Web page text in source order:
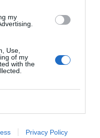
my
Use,
of my
with the
Privacy Policy
Ver producto